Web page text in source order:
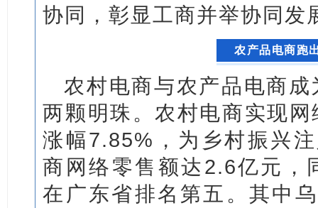
协同，彰显工商并举协同发
农产品电商跑
农村电商与农产品电商成
两颗明珠。农村电商实现
涨幅7.85%，为乡村振兴
商网络零售额达2.6亿元，
在广东省排名第五。其中